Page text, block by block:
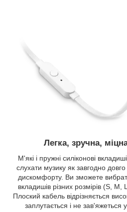
Легка, зручна,
М'які і пружні силіконові
слухати музику як завгодно
дискомфорту. Ви зможете
вкладишів різних розмірів (S, M,
Плоский кабель відрізняється
заплутається і не зав'яжеться